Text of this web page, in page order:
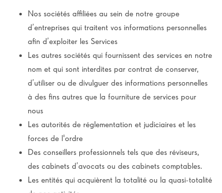
Nos sociétés affiliées au sein de notre groupe
d’entreprises qui traitent vos informations personnelles
afin d’exploiter les Services
Les autres sociétés qui fournissent des services en notre
nom et qui sont interdites par contrat de conserver,
d’utiliser ou de divulguer des informations personnelles
à des fins autres que la fourniture de services pour
nous
Les autorités de réglementation et judiciaires et les
forces de l'ordre
Des conseillers professionnels tels que des réviseurs,
des cabinets d’avocats ou des cabinets comptables.
Les entités qui acquièrent la totalité ou la quasi-totalité